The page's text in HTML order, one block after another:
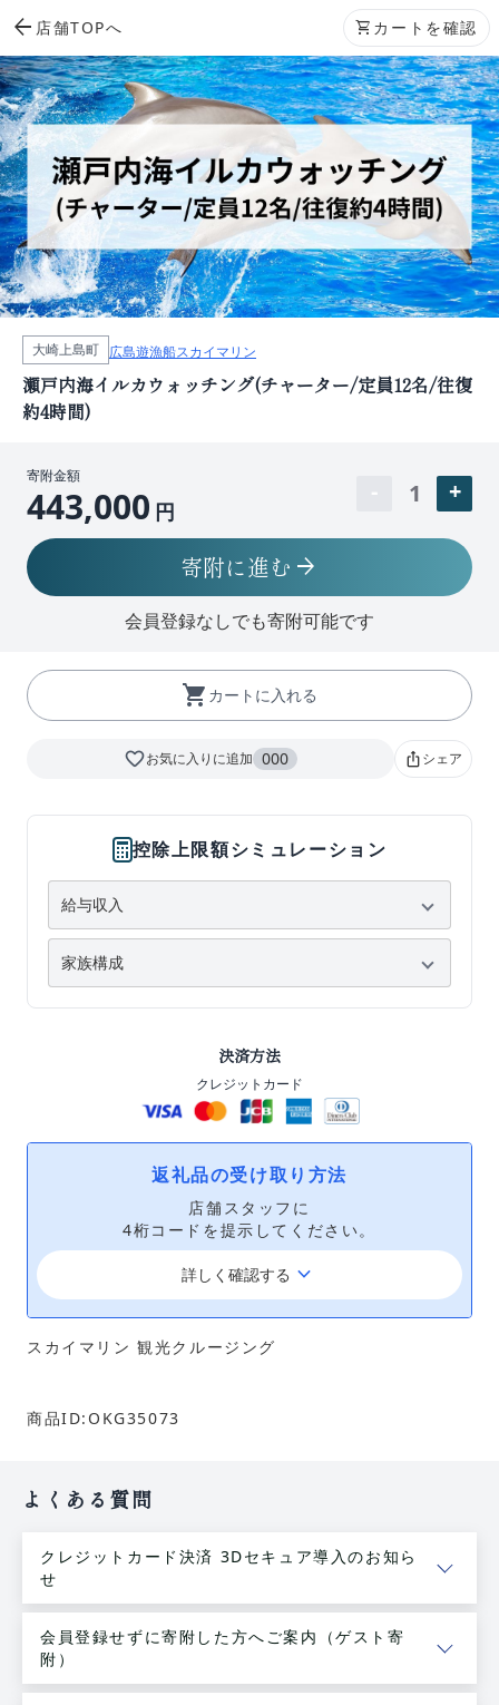
arrow_back 店舗TOPへ shopping_cart カートを確認
大崎上島町 広島遊漁船スカイマリン
瀬戸内海イルカウォッチング(チャーター/定員12名/往復
約4時間)
寄附金額
443,000 円
1
寄附に進む arrow_forward
会員登録なしでも寄附可能です
shopping_cart カートに入れる
favorite_borderお気に入りに追加 000 ios_shareシェア
控除上限額シミュレーション
決済方法
クレジットカード
返礼品の受け取り方法
店舗スタッフに
4桁コードを提示してください。
詳しく確認する keyboard_arrow_down
スカイマリン 観光クルージング
商品ID:OKG35073
よくある質問
クレジットカード決済 3Dセキュア導入のお知ら
せ
会員登録せずに寄附した方へご案内（ゲスト寄
附）